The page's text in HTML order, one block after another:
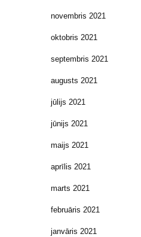
novembris 2021
oktobris 2021
septembris 2021
augusts 2021
jūlijs 2021
jūnijs 2021
maijs 2021
aprīlis 2021
marts 2021
februāris 2021
janvāris 2021